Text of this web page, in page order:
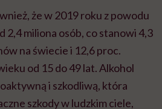
że w 2019 roku z powodu
2,4 miliona osób, co stanowi 4,3
na świecie i 12,6 proc.
od 15 do 49 lat. Alkohol
i szkodliwą, która
szkody w ludzkim ciele,